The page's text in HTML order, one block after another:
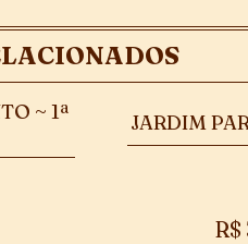
~ 1ª
JARDIM
R$